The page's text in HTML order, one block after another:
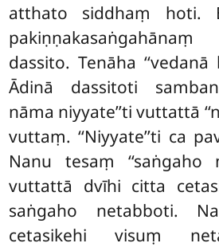
atthato siddhaṃ hoti.
dassito. Tenāha ‘‘vedanā
Ādinā dassitoti
nāma niyyate’’ti vuttattā
vuttaṃ. ‘‘Niyyate’’ti ca
Nanu tesaṃ ‘‘saṅgaho
vuttattā dvīhi citta
saṅgaho netabboti.
cetasikehi visuṃ